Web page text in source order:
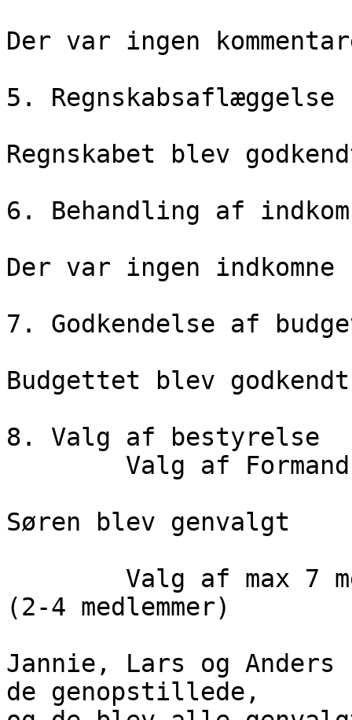
Der var ingen
5. Regnskabsaflæggelse
Regnskabet blev
6. Behandling af
Der var ingen
7. Godkendelse af
Budgettet blev
8. Valg af bestyrelse
Søren blev genvalgt
(2-4 medlemmer)
Jannie, Lars og Anders
de genopstillede,